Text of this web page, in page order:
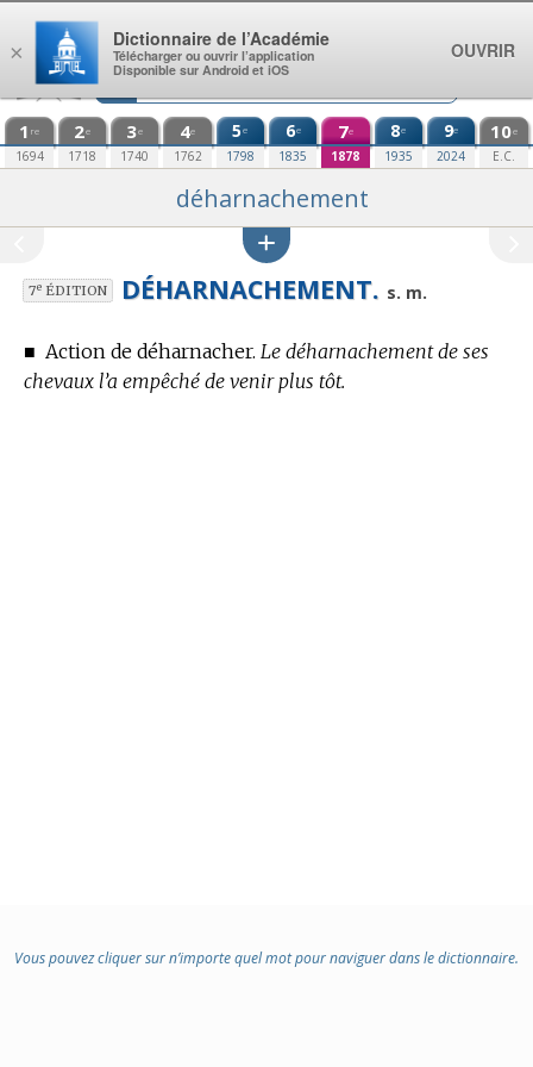
Aller au contenu
1 re
1694
2e
1718
3e
1740
4e
1762
5e
1798
6e
1835
7e
1878
8e
1935
9e
2024
10e
E.C.
déharnachement
7eÉDITION DÉHARNACHEMENT. s. m.
■ Action de déharnacher. Le déharnachement de ses
chevaux l’a empêché de venir plus tôt.
Vous pouvez cliquer sur n’importe quel mot pour naviguer dans le dictionnaire.
×
Dictionnaire de l’Académie
Télécharger ou ouvrir l’application
Disponible sur Android et iOS
OUVRIR